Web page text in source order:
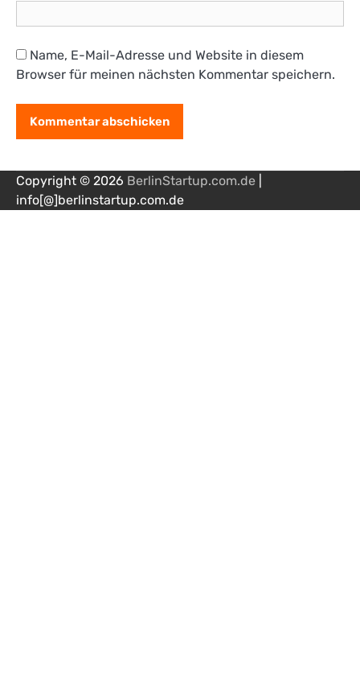
Name, E-Mail-Adresse und Website in diesem
Browser für meinen nächsten Kommentar speichern.
Copyright © 2026 BerlinStartup.com.de
info[@]berlinstartup.com.de